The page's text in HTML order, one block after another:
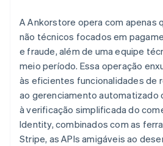
A Ankorstore opera com apenas
não técnicos focados em
e fraude, além de uma equipe
meio período. Essa operação
às eficientes funcionalidades de
ao gerenciamento automatizado
à verificação simplificada do
Identity, combinados com as
Stripe, as APIs amigáveis ao